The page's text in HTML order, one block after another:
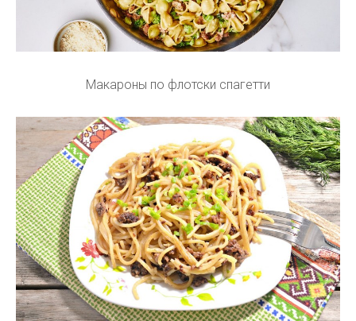
Макароны по флотски спагетти